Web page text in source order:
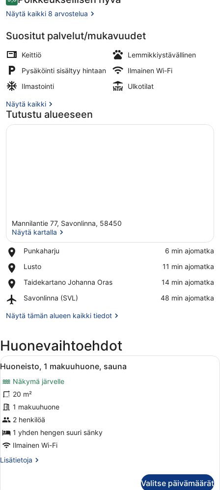
Rannalla, soutumahdollisuus,
9,6 kautta 10.
Näytä kaikki 8 arvostelua
Suositut palvelut/mukavuudet
Keittiö
Lemmikkiystävällinen
Pysäköinti sisältyy hintaan
Ilmainen Wi-Fi
Ilmastointi
Ulkotilat
Näytä kaikki
Tutustu alueeseen
Mannilantie 77, Savonlinna, 58450
Näytä kartalla
Punkaharju
Place,
‪6 min ajomatka‬
Lusto
Place,
‪11 min ajomatka‬
Taidekartano Johanna Oras
Place,
Johanna
‪14 min ajomatka‬
Savonlinna (SVL)
Airport,
(SVL)
‪48 min ajomatka‬
Näytä tämän alueen kaikki tiedot
Huonevaihtoehdot
Avaa
kaikki
huonetyypin
Huoneisto,
1
makuuhuone,
sauna
kuvat
Huoneisto, 1 makuuhuone,
15
Huoneisto, 1 makuuhuone, sauna
Näkymä järvelle
20 m²
1 makuuhuone
2 henkilöä
1 yhden hengen suuri sänky
Ilmainen Wi-Fi
Lisätietoja
Lisätietoja
Valitse päivämäärät